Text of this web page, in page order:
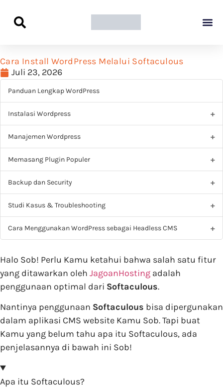
Cara Install WordPress Melalui Softaculous
Juli 23, 2026
Panduan Lengkap WordPress
Instalasi Wordpress
Manajemen Wordpress
Memasang Plugin Populer
Backup dan Security
Studi Kasus & Troubleshooting
Cara Menggunakan WordPress sebagai Headless CMS
Halo Sob! Perlu Kamu ketahui bahwa salah satu fitur
yang ditawarkan oleh JagoanHosting adalah
penggunaan optimal dari Softaculous.
Nantinya penggunaan Softaculous bisa dipergunakan
dalam aplikasi CMS website Kamu Sob. Tapi buat
Kamu yang belum tahu apa itu Softaculous, ada
penjelasannya di bawah ini Sob!
Apa itu Softaculous?